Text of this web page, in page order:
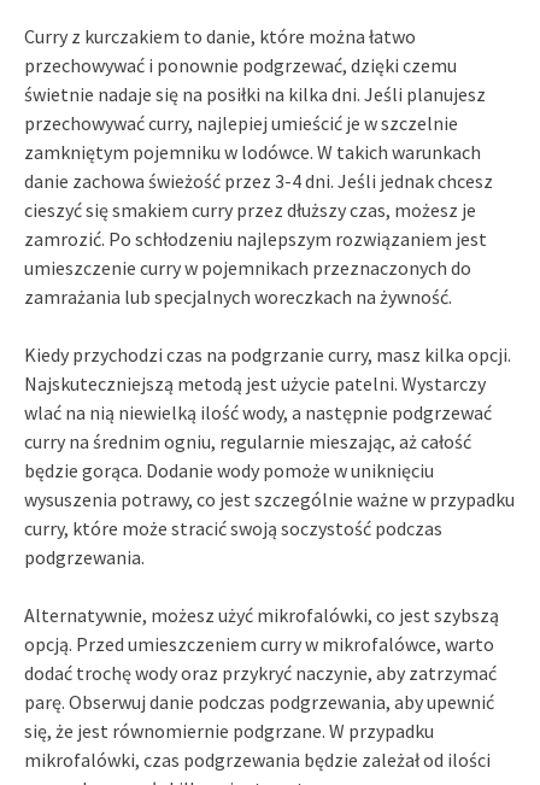
Curry z kurczakiem to danie, które można łatwo
przechowywać i ponownie podgrzewać, dzięki czemu
świetnie nadaje się na posiłki na kilka dni. Jeśli planujesz
przechowywać curry, najlepiej umieścić je w szczelnie
zamkniętym pojemniku w lodówce. W takich warunkach
danie zachowa świeżość przez 3-4 dni. Jeśli jednak chcesz
cieszyć się smakiem curry przez dłuższy czas, możesz je
zamrozić. Po schłodzeniu najlepszym rozwiązaniem jest
umieszczenie curry w pojemnikach przeznaczonych do
zamrażania lub specjalnych woreczkach na żywność.
Kiedy przychodzi czas na podgrzanie curry, masz kilka opcji.
Najskuteczniejszą metodą jest użycie patelni. Wystarczy
wlać na nią niewielką ilość wody, a następnie podgrzewać
curry na średnim ogniu, regularnie mieszając, aż całość
będzie gorąca. Dodanie wody pomoże w uniknięciu
wysuszenia potrawy, co jest szczególnie ważne w przypadku
curry, które może stracić swoją soczystość podczas
podgrzewania.
Alternatywnie, możesz użyć mikrofalówki, co jest szybszą
opcją. Przed umieszczeniem curry w mikrofalówce, warto
dodać trochę wody oraz przykryć naczynie, aby zatrzymać
parę. Obserwuj danie podczas podgrzewania, aby upewnić
się, że jest równomiernie podgrzane. W przypadku
mikrofalówki, czas podgrzewania będzie zależał od ilości